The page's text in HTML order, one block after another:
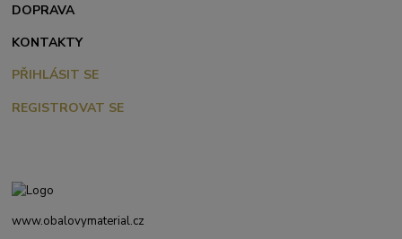
DOPRAVA
KONTAKTY
PŘIHLÁSIT SE
REGISTROVAT SE
www.obalovymaterial.cz